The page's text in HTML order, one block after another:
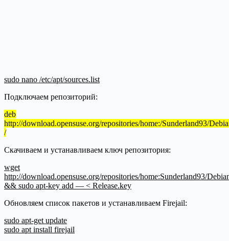
sudo nano /etc/apt/sources.list
Подключаем репозиторий:
deb
http://download.opensuse.org/repositories/home:/Sunderland93/
/
Скачиваем и устанавливаем ключ репозитория:
wget
http://download.opensuse.org/repositories/home:Sunderland93/
&& sudo apt-key add — < Release.key
Обновляем список пакетов и устанавливаем Firejail:
sudo apt-get update
sudo apt install firejail